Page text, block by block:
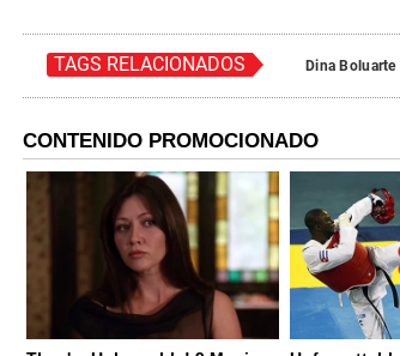
TAGS RELACIONADOS Dina Boluarte